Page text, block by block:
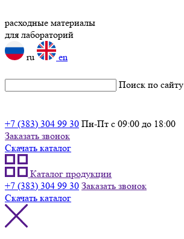
расходные материалы
для лабораторий
ru
en
Поиск по сайту
+7 (383) 304 99 30 Пн-Пт с 09:00 до 18:00
Заказать звонок
Скачать каталог
Каталог продукции
+7 (383) 304 99 30 Заказать звонок
Скачать каталог